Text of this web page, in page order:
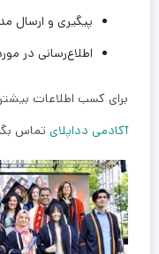
پیگیری و ارسال
اطلاع‌رسانی در
برای کسب اطلاعات
آکادمی دداپلای تماس